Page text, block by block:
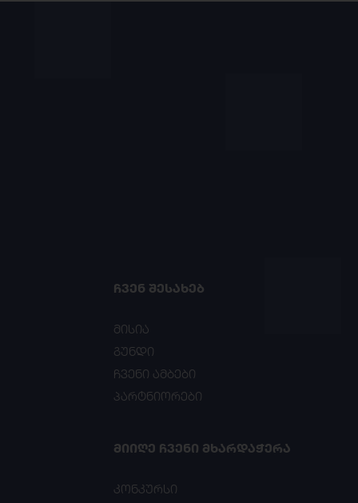
ᲩᲕᲔᲜ ᲨᲔᲡᲐᲮᲔᲑ
მისია
გუნდი
ჩვენი ამბები
პარტნიორები
ᲛᲘᲘᲦᲔ ᲩᲕᲔᲜᲘ ᲛᲮᲐᲠᲓᲐᲭᲔᲠᲐ
კონკურსი